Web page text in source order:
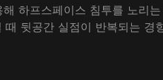
하프스페이스 침투를 노리는
뒷공간 실점이 반복되는 경